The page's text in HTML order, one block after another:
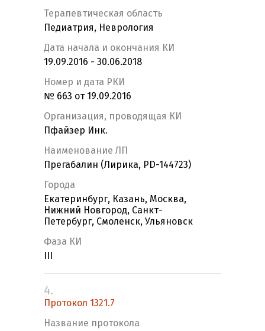
Терапевтическая область
Педиатрия, Неврология
Дата начала и окончания КИ
19.09.2016 - 30.06.2018
Номер и дата РКИ
№ 663 от 19.09.2016
Организация, проводящая КИ
Пфайзер Инк.
Наименование ЛП
Прегабалин (Лирика, PD-144723)
Города
Екатеринбург, Казань, Москва,
Нижний Новгород, Санкт-
Петербург, Смоленск, Ульяновск
Фаза КИ
4.
Протокол 1321.7
Название протокола